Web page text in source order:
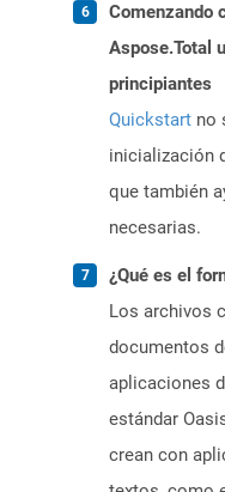
Comenzando
Aspose.Total
principiantes
Quickstart no
inicialización
que también
necesarias.
¿Qué es el
Los archivos
documentos
aplicaciones
estándar
crean con